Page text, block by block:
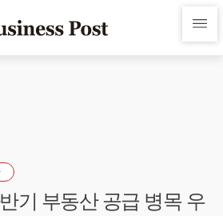
기 부동산 공급 병목 우